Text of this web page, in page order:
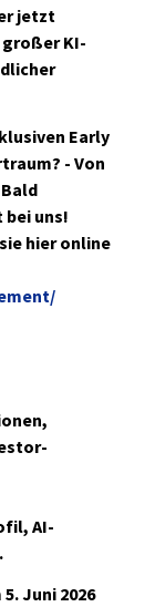
jetzt
KI-
Early
- Von
bei uns!
hier online
AI-
Juni 2026